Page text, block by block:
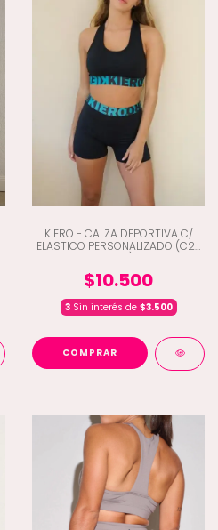
KIERO - CALZA DEPORTIVA C/
ELASTICO PERSONALIZADO (C2-
$10.500
3Sin interés de $3.500
COMPRAR